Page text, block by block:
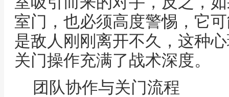
室门，也必须高度警惕，它
是敌人刚刚离开不久，这种
关门操作充满了战术深度。
团队协作与关门流程